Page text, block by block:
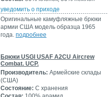
уведомить о приходе
Оригинальные камуфляжные брюки
армии США модель образца 1965
года. подробнее
Брюки USGI USAF A2CU Aircrew
Combat. UCP.
Производитель: Армейские склады
(США)
Состояние: С хранения